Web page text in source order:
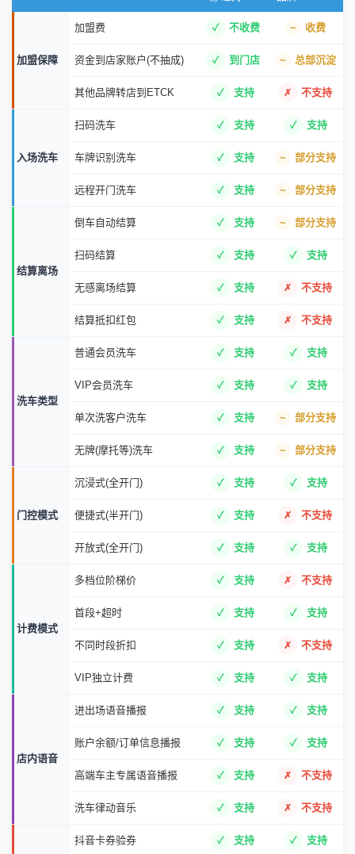
加盟保障
加盟费 不收费 收费
资金到店家账户(不抽成) 到门店 总部沉淀
其他品牌转店到ETCK 支持 不支持
入场洗车
扫码洗车 支持 支持
车牌识别洗车 支持 部分支持
远程开门洗车 支持 部分支持
结算离场
倒车自动结算 支持 部分支持
扫码结算 支持 支持
无感离场结算 支持 不支持
结算抵扣红包 支持 不支持
洗车类型
普通会员洗车 支持 支持
VIP会员洗车 支持 支持
单次洗客户洗车 支持 部分支持
无牌(摩托等)洗车 支持 部分支持
门控模式
沉浸式(全开门) 支持 支持
便捷式(半开门) 支持 不支持
开放式(全开门) 支持 支持
计费模式
多档位阶梯价 支持 不支持
首段+超时 支持 支持
不同时段折扣 支持 不支持
VIP独立计费 支持 支持
店内语音
进出场语音播报 支持 支持
账户余额/订单信息播报 支持 支持
高端车主专属语音播报 支持 不支持
洗车律动音乐 支持 不支持
抖音卡券验券 支持 支持